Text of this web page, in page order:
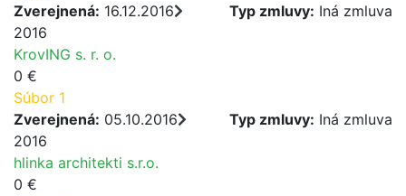
Zverejnená: 16.12.2016 Typ zmluvy: Iná zmluva
2016
KrovING s. r. o.
0 €
Súbor 1
Zverejnená: 05.10.2016 Typ zmluvy: Iná zmluva
2016
hlinka architekti s.r.o.
0 €